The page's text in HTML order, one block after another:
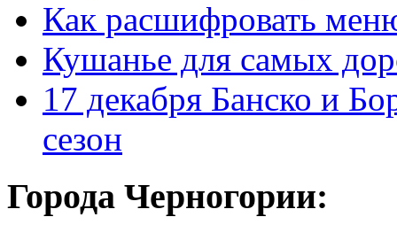
Как расшифровать
Кушанье для самых
17 декабря Банско и
сезон
Города Черногории: